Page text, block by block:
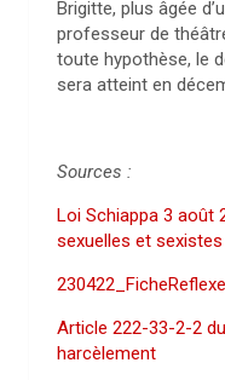
Brigitte, plus âgée
professeur de
toute hypothèse, le
sera atteint en
Sources :
Loi Schiappa 3 août
sexuelles et
Article 222-33-2-2
harcèlement